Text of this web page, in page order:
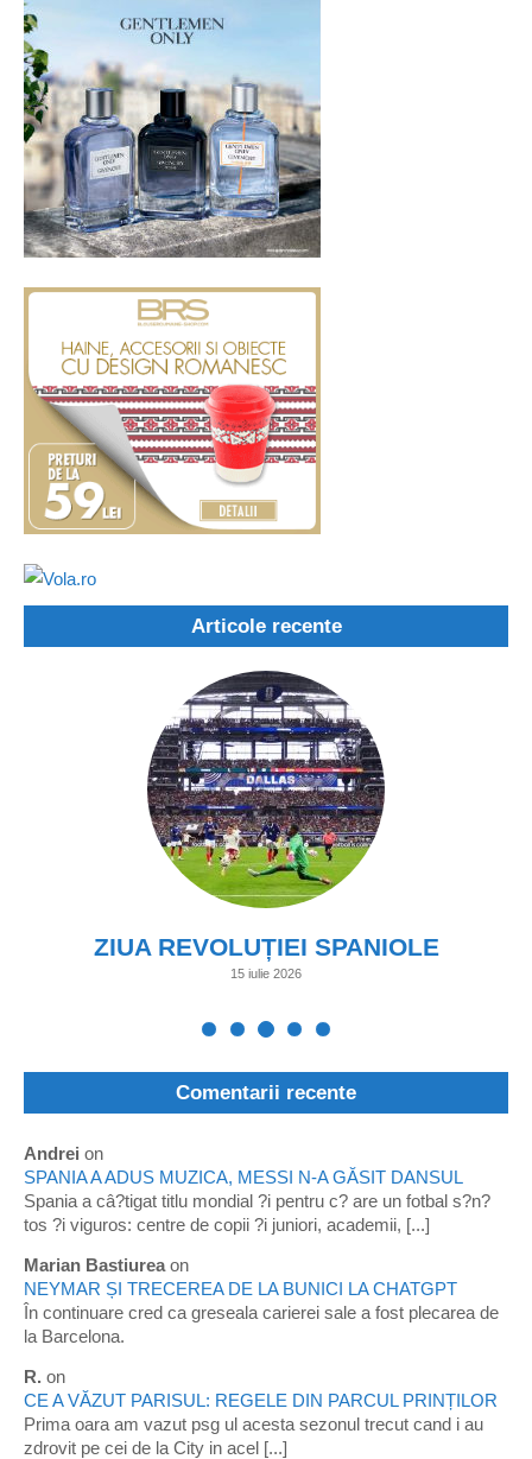
Articole recente
ZIUA REVOLUȚIEI SPANIOLE
15 iulie 2026
Comentarii recente
Andrei on
SPANIA A ADUS MUZICA, MESSI N-A GĂSIT DANSUL
Spania a câ?tigat titlu mondial ?i pentru c? are un fotbal s?n?
tos ?i viguros: centre de copii ?i juniori, academii, [...]
Marian Bastiurea on
NEYMAR ȘI TRECEREA DE LA BUNICI LA CHATGPT
În continuare cred ca greseala carierei sale a fost plecarea de
la Barcelona.
R. on
CE A VĂZUT PARISUL: REGELE DIN PARCUL PRINȚILOR
Prima oara am vazut psg ul acesta sezonul trecut cand i au
zdrovit pe cei de la City in acel [...]